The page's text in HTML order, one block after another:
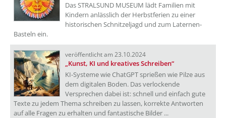
Das STRALSUND MUSEUM lädt Familien mit
Kindern anlässlich der Herbstferien zu einer
historischen Schnitzeljagd und zum Laternen-
Basteln ein.
veröffentlicht am 23.10.2024
„Kunst, KI und kreatives Schreiben“
KI-Systeme wie ChatGPT sprießen wie Pilze aus
dem digitalen Boden. Das verlockende
Versprechen dabei ist: schnell und einfach gute
Texte zu jedem Thema schreiben zu lassen, korrekte Antworten
auf alle Fragen zu erhalten und fantastische Bilder ...